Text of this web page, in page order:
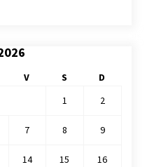
V S
D
1
2
7 8 9
14 15 16